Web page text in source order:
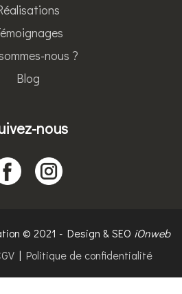
nous ?
Blog
nous
© 2021 - Design & SEO iOnweb
| Politique de confidentialité